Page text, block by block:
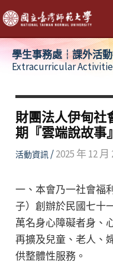
跳
至
主
學生事務處┆課外活
Extracurricular
財團法人伊甸
期『雲端說故事
活動資訊/2025 年 12 月
一、本會乃一社會福
子）創辦於民國七十
萬名身心障礙者身、
再擴及兒童、老人、
供整體性服務。